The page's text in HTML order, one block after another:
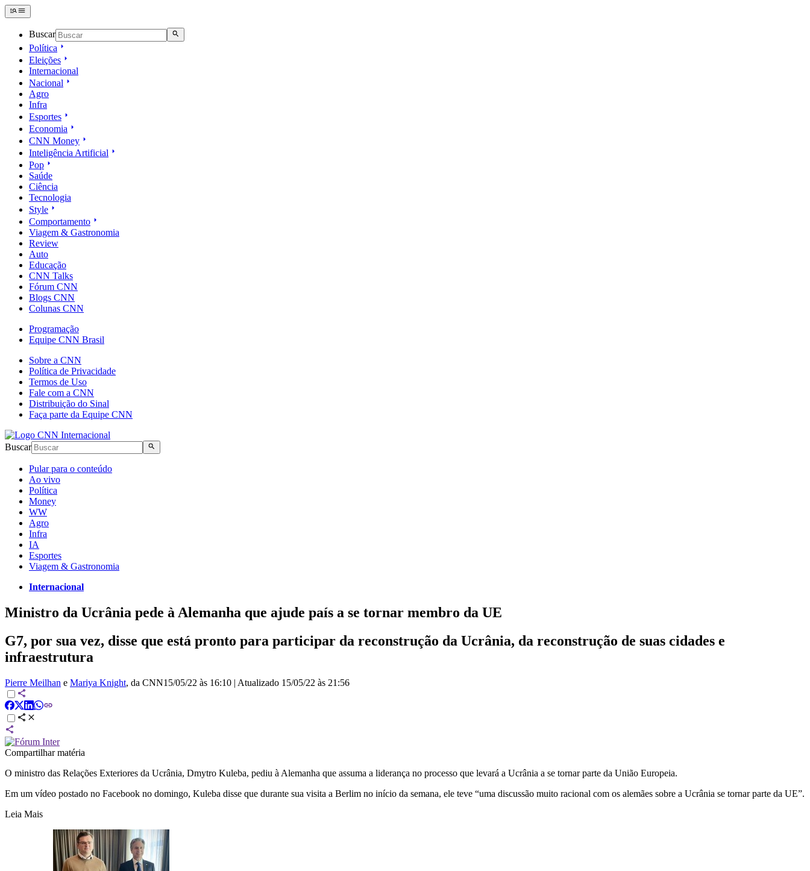
Buscar
Política
Eleições
Internacional
Nacional
Agro
Infra
Esportes
Economia
CNN Money
Inteligência Artificial
Pop
Saúde
Ciência
Tecnologia
Style
Comportamento
Viagem & Gastronomia
Review
Auto
Educação
CNN Talks
Fórum CNN
Blogs CNN
Colunas CNN
Programação
Equipe CNN Brasil
Sobre a CNN
Política de Privacidade
Termos de Uso
Fale com a CNN
Distribuição do Sinal
Faça parte da Equipe CNN
Buscar
Pular para o conteúdo
Ao vivo
Política
Money
WW
Agro
Infra
IA
Esportes
Viagem & Gastronomia
Internacional
Ministro da Ucrânia pede à Alemanha que ajude país a se tornar membro da UE
G7, por sua vez, disse que está pronto para participar da reconstrução da Ucrânia, da reconstrução de suas cidades e
infraestrutura
Pierre Meilhan e Mariya Knight, da CNN15/05/22 às 16:10 | Atualizado 15/05/22 às 21:56
Compartilhar matéria
O ministro das Relações Exteriores da Ucrânia, Dmytro Kuleba, pediu à Alemanha que assuma a liderança no processo que levará a Ucrânia a se tornar parte da União Europeia.
Em um vídeo postado no Facebook no domingo, Kuleba disse que durante sua visita a Berlim no início da semana, ele teve “uma discussão muito racional com os alemães sobre a Ucrânia se tornar parte da UE”.
Leia Mais